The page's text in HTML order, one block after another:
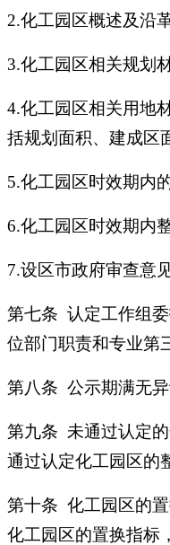
2.化工园区概述及沿
3.化工园区相关规划
4.化工园区相关用地
括规划面积、建成区
5.化工园区时效期内
6.化工园区时效期内
7.设区市政府审查意
第七条 认定工作组
位部门职责和专业第
第八条 公示期满无
第九条 未通过认定
通过认定化工园区的
第十条 化工园区的
化工园区的置换指标